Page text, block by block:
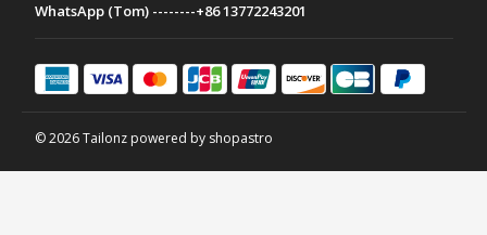
Modalità di pagamento
Français
日本語
Español
WhatsApp (Tom) --------+86 13772243201
© 2026 Tailonz powered by shopastro